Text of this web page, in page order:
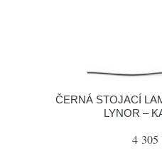
ČERNÁ STOJACÍ
LYNOR –
4